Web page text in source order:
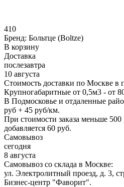
410
Бренд: Больтце (Boltze)
В корзину
Доставка
послезавтра
10 августа
Стоимость доставки по Москве
Крупногабаритные от 0,5м3 - от
В Подмосковье и отдаленные
руб + 45 руб/км.
При стоимости заказа меньше 500
добавляется 60 руб.
Самовывоз
сегодня
8 августа
Самовывоз со склада в Москве:
ул. Электролитный проезд, д. 3,
Бизнес-центр "Фаворит".